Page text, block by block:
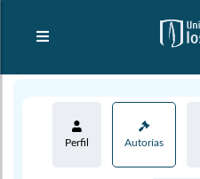
Perfil Autorías